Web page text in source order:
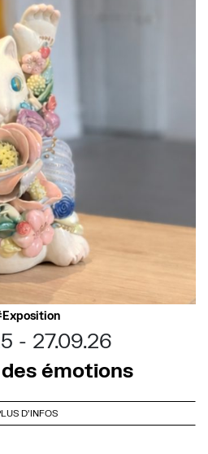
Exposition
27.09.26
émotions
D'INFOS